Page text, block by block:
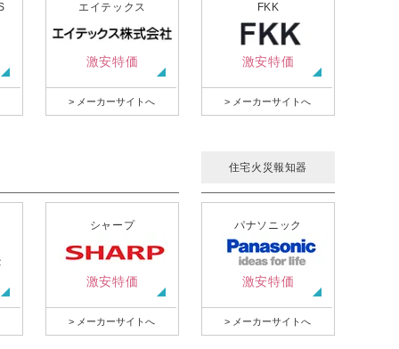
エイテックス
激安特価
> メーカーサイトへ
FKK
激安特価
> メーカーサイトへ
住宅火災報知器
シャープ
激安特価
> メーカーサイトへ
パナソニック
激安特価
> メーカーサイトへ